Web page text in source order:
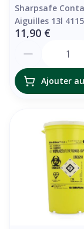
Sharpsafe
Aiguilles 13l
11,90 €
Ajouter